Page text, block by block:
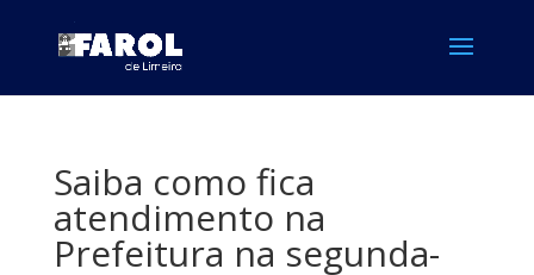
Saiba como fica
atendimento na
Prefeitura na segunda-